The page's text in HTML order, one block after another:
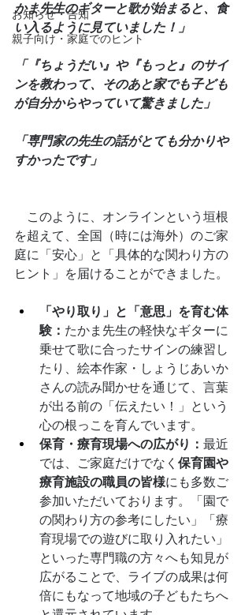
お知らせ・告知
親子向け・家庭でのヒント
かま先生のギターと歌が始まると、食
い入るように見ていました！」
「『ちょうだい』や『もっと』のサイ
ンを教わって、そのあと家でも子ども
が自分からやっていて驚きました」
「専門家の先生の話がとても分かりや
すかったです」
このように、オンラインという垣根
を超えて、全国（時には海外）のご家
庭に「安心」と「具体的な関わり方の
ヒント」を届けることができました。
「やり取り」と「意思」を育む体
験： たかま先生の軽快なギターに
乗せて歌に合ったサインの練習し
たり、絵本作家・しょうじあいか
さんの読み聞かせを通じて、言葉
が出る前の「伝えたい！」という
心の根っこを育んでいます。
保育・療育現場への広がり： 最近
では、ご家庭だけでなく 保育園や
療育施設の職員の皆様にも多数ご
参加いただいております。「園で
の関わり方の参考にしたい」「療
育現場での遊びに取り入れたい」
といった専門職の方々へも知見が
広がることで、ライブの成果は何
倍にもなって地域の子どもたちへ